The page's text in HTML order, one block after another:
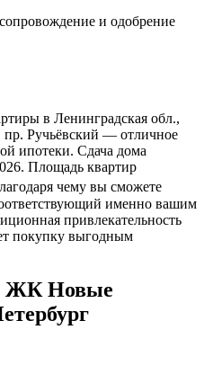
и одобрение
в Ленинградская обл.,
Ручьёвский — отличное
ипотеки. Сдача дома
Площадь квартир
чему вы сможете
именно вашим
привлекательность
покупку выгодным
ЖК Новые